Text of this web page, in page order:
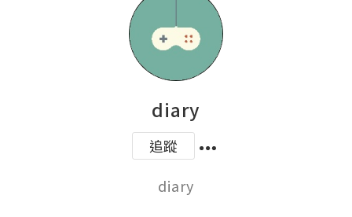
diary
追蹤
diary